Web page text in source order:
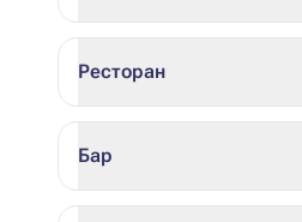
Ресторан
Бар